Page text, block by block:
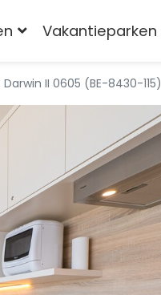
Vakantieparken
II 0605 (BE-8430-115)